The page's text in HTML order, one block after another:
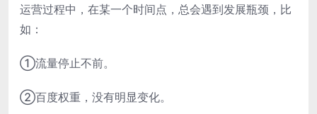
运营过程中，在某一个时间点，总会遇到发展瓶颈，比
如：
①流量停止不前。
②百度权重，没有明显变化。